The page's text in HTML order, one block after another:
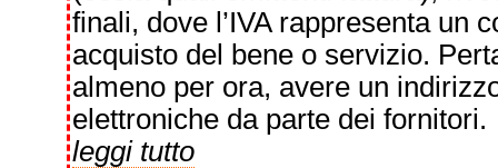
finali, dove l’IVA rappresenta un
acquisto del bene o servizio.
almeno per ora, avere un
elettroniche da parte dei fornitori.
leggi tutto